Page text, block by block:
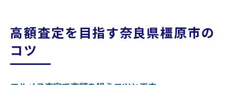
高額査定を目指す奈良県橿原市の
コツ